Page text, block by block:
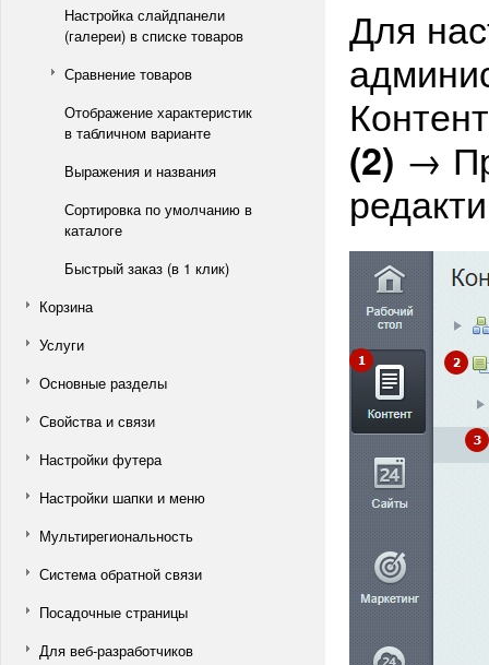
Настройка слайдпанели
(галереи) в списке товаров
Сравнение товаров
Отображение характеристик
в табличном варианте
Выражения и названия
Сортировка по умолчанию в
каталоге
Быстрый заказ (в 1 клик)
Корзина
Услуги
Основные разделы
Свойства и связи
Настройки футера
Настройки шапки и меню
Мультирегиональность
Система обратной связи
Посадочные страницы
Для веб-разработчиков
Для
(2) →